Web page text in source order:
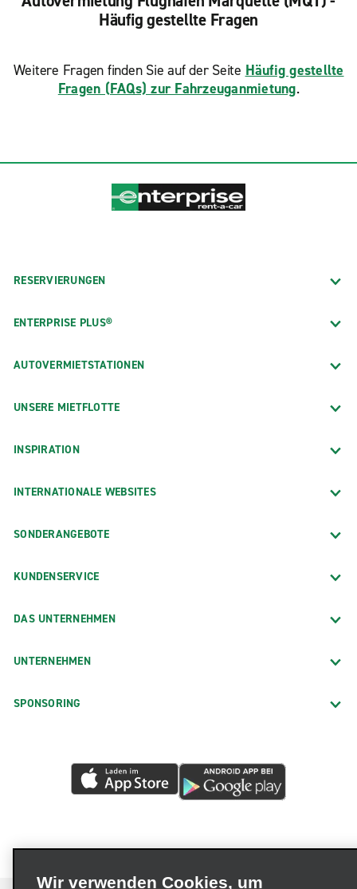
Häufig gestellte Fragen
Weitere Fragen finden Sie auf der Seite Häufig gestellte
Fragen (FAQs) zur Fahrzeuganmietung.
RESERVIERUNGEN
ENTERPRISE PLUS®
AUTOVERMIETSTATIONEN
UNSERE MIETFLOTTE
INSPIRATION
INTERNATIONALE WEBSITES
SONDERANGEBOTE
KUNDENSERVICE
DAS UNTERNEHMEN
UNTERNEHMEN
SPONSORING
Wir verwenden Cookies, um